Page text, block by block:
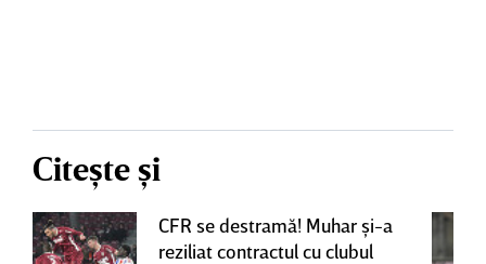
Citește și
CFR se destramă! Muhar şi-a
reziliat contractul cu clubul